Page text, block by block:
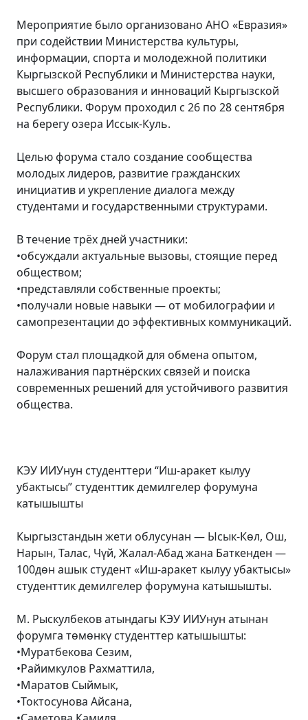
Мероприятие было организовано АНО «Евразия»
при содействии Министерства культуры,
информации, спорта и молодежной политики
Кыргызской Республики и Министерства науки,
высшего образования и инноваций Кыргызской
Республики. Форум проходил с 26 по 28 сентября
на берегу озера Иссык-Куль.
Целью форума стало создание сообщества
молодых лидеров, развитие гражданских
инициатив и укрепление диалога между
студентами и государственными структурами.
В течение трёх дней участники:
•обсуждали актуальные вызовы, стоящие перед
обществом;
•представляли собственные проекты;
•получали новые навыки — от мобилографии и
самопрезентации до эффективных коммуникаций.
Форум стал площадкой для обмена опытом,
налаживания партнёрских связей и поиска
современных решений для устойчивого развития
общества.
КЭУ ИИУнун студенттери “Иш-аракет кылуу
убактысы” студенттик демилгелер форумуна
катышышты
Кыргызстандын жети облусунан — Ысык-Көл, Ош,
Нарын, Талас, Чүй, Жалал-Абад жана Баткенден —
100дөн ашык студент «Иш-аракет кылуу убактысы»
студенттик демилгелер форумуна катышышты.
М. Рыскулбеков атындагы КЭУ ИИУнун атынан
форумга төмөнкү студенттер катышышты:
•Муратбекова Сезим,
•Райимкулов Рахматтила,
•Маратов Сыймык,
•Токтосунова Айсана,